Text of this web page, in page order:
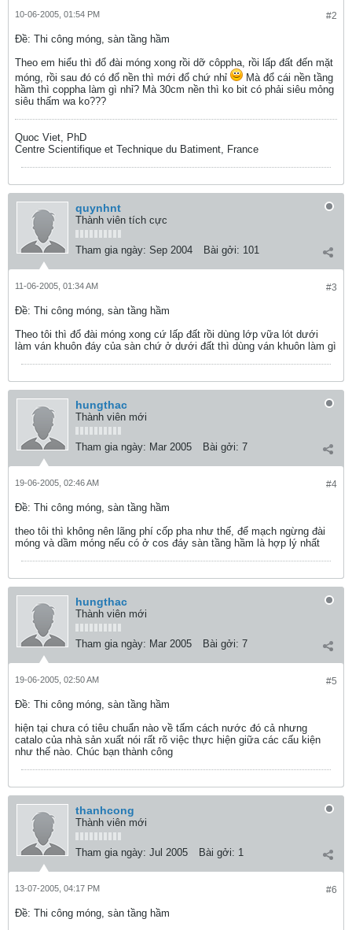
#2
10-06-2005, 01:54 PM
Ðề: Thi công móng, sàn tầng hầm
Theo em hiểu thì đổ đài móng xong rồi dỡ côppha, rồi lấp đất đến mặt
móng, rồi sau đó có đổ nền thì mới đổ chứ nhỉ
Mà đổ cái nền tầng
hầm thì coppha làm gì nhỉ? Mà 30cm nền thì ko bit có phải siêu mỏng
siêu thấm wa ko???
Quoc Viet, PhD
Centre Scientifique et Technique du Batiment, France
quynhnt
Thành viên tích cực
Tham gia ngày: Sep 2004 Bài gởi: 101
#3
11-06-2005, 01:34 AM
Ðề: Thi công móng, sàn tầng hầm
Theo tôi thì đổ đài móng xong cứ lấp đất rồi dùng lớp vữa lót dưới
làm ván khuôn đáy của sàn chứ ở dưới đất thì dùng ván khuôn làm gì
hungthac
Thành viên mới
Tham gia ngày: Mar 2005 Bài gởi: 7
#4
19-06-2005, 02:46 AM
Ðề: Thi công móng, sàn tầng hầm
theo tôi thì không nên lãng phí cốp pha như thế, để mạch ngừng đài
móng và dầm móng nếu có ở cos đáy sàn tầng hầm là hợp lý nhất
hungthac
Thành viên mới
Tham gia ngày: Mar 2005 Bài gởi: 7
#5
19-06-2005, 02:50 AM
Ðề: Thi công móng, sàn tầng hầm
hiện tại chưa có tiêu chuẩn nào về tấm cách nước đó cả nhưng
catalo của nhà sản xuất nói rất rõ việc thực hiện giữa các cấu kiện
như thế nào. Chúc bạn thành công
thanhcong
Thành viên mới
Tham gia ngày: Jul 2005 Bài gởi: 1
#6
13-07-2005, 04:17 PM
Ðề: Thi công móng, sàn tầng hầm